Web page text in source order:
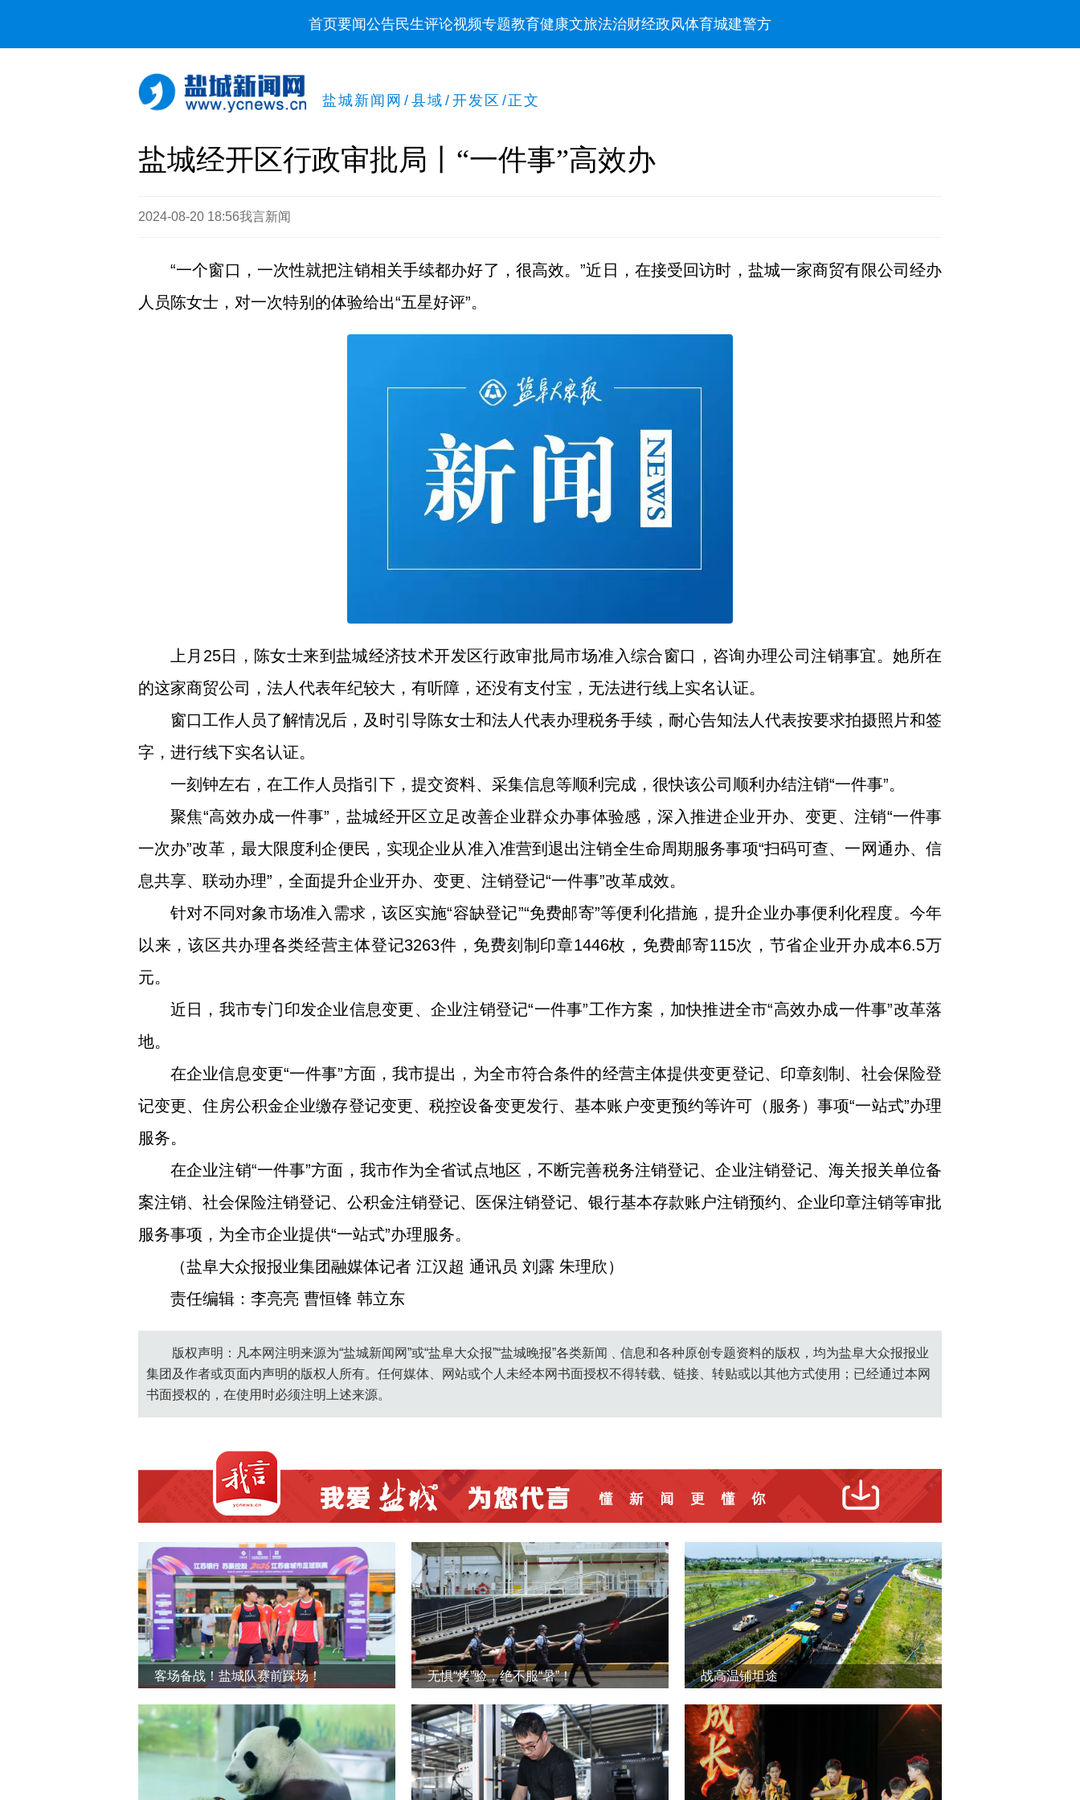
首页要闻公告民生评论视频专题教育健康文旅法治财经政风体育城建警方
盐城新闻网 / 县域 / 开发区 /正文
盐城经开区行政审批局丨“一件事”高效办
2024-08-20 18:56我言新闻
“一个窗口，一次性就把注销相关手续都办好了，很高效。”近日，在接受回访时，盐城一家商贸有限公司经办
人员陈女士，对一次特别的体验给出“五星好评”。
上月25日，陈女士来到盐城经济技术开发区行政审批局市场准入综合窗口，咨询办理公司注销事宜。她所在
的这家商贸公司，法人代表年纪较大，有听障，还没有支付宝，无法进行线上实名认证。
窗口工作人员了解情况后，及时引导陈女士和法人代表办理税务手续，耐心告知法人代表按要求拍摄照片和签
字，进行线下实名认证。
一刻钟左右，在工作人员指引下，提交资料、采集信息等顺利完成，很快该公司顺利办结注销“一件事”。
聚焦“高效办成一件事”，盐城经开区立足改善企业群众办事体验感，深入推进企业开办、变更、注销“一件事
一次办”改革，最大限度利企便民，实现企业从准入准营到退出注销全生命周期服务事项“扫码可查、一网通办、信
息共享、联动办理”，全面提升企业开办、变更、注销登记“一件事”改革成效。
针对不同对象市场准入需求，该区实施“容缺登记”“免费邮寄”等便利化措施，提升企业办事便利化程度。今年
以来，该区共办理各类经营主体登记3263件，免费刻制印章1446枚，免费邮寄115次，节省企业开办成本6.5万
元。
近日，我市专门印发企业信息变更、企业注销登记“一件事”工作方案，加快推进全市“高效办成一件事”改革落
地。
在企业信息变更“一件事”方面，我市提出，为全市符合条件的经营主体提供变更登记、印章刻制、社会保险登
记变更、住房公积金企业缴存登记变更、税控设备变更发行、基本账户变更预约等许可（服务）事项“一站式”办理
服务。
在企业注销“一件事”方面，我市作为全省试点地区，不断完善税务注销登记、企业注销登记、海关报关单位备
案注销、社会保险注销登记、公积金注销登记、医保注销登记、银行基本存款账户注销预约、企业印章注销等审批
服务事项，为全市企业提供“一站式”办理服务。
（盐阜大众报报业集团融媒体记者 江汉超 通讯员 刘露 朱理欣）
责任编辑：李亮亮 曹恒锋 韩立东
版权声明：凡本网注明来源为“盐城新闻网”或“盐阜大众报”“盐城晚报”各类新闻﹑信息和各种原创专题资料的版权，均为盐阜大众报报业
集团及作者或页面内声明的版权人所有。任何媒体、网站或个人未经本网书面授权不得转载、链接、转贴或以其他方式使用；已经通过本网
书面授权的，在使用时必须注明上述来源。
客场备战！盐城队赛前踩场！ 无惧“烤”验，绝不服“暑”！ 战高温铺坦途